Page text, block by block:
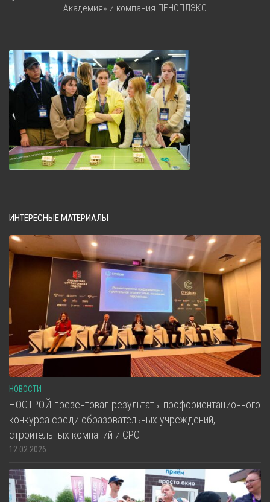
Академия» и компания ПЕНОПЛЭКС
ИНТЕРЕСНЫЕ МАТЕРИАЛЫ
НОВОСТИ
НОСТРОЙ презентовал результаты профориентационного
конкурса среди образовательных учреждений,
строительных компаний и СРО
12.02.2026